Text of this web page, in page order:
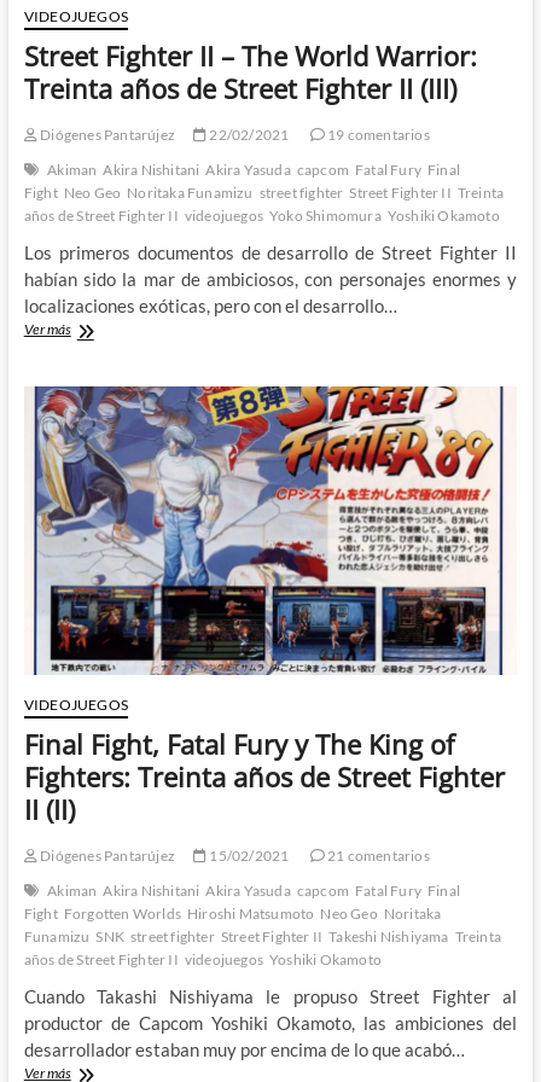
VIDEOJUEGOS
Street Fighter II – The World Warrior:
Treinta años de Street Fighter II (III)
Diógenes Pantarújez 22/02/2021
19 comentarios
Akiman Akira Nishitani Akira Yasuda capcom Fatal Fury Final
Fight Neo Geo Noritaka Funamizu street fighter Street Fighter II Treinta
años de Street Fighter II videojuegos Yoko Shimomura Yoshiki Okamoto
Los primeros documentos de desarrollo de Street Fighter II
habían sido la mar de ambiciosos, con personajes enormes y
localizaciones exóticas, pero con el desarrollo…
Ver másStreet
–
The
World
Warrior:
Treinta
años
de
Street
Fighter
II
(III)
VIDEOJUEGOS
Final Fight, Fatal Fury y The King of
Fighters: Treinta años de Street Fighter
II (II)
Diógenes Pantarújez 15/02/2021
21 comentarios
Akiman Akira Nishitani Akira Yasuda capcom Fatal Fury Final
Fight Forgotten Worlds Hiroshi Matsumoto Neo Geo Noritaka
Funamizu SNK street fighter Street Fighter II Takeshi Nishiyama Treinta
años de Street Fighter II videojuegos Yoshiki Okamoto
Cuando Takashi Nishiyama le propuso Street Fighter al
productor de Capcom Yoshiki Okamoto, las ambiciones del
desarrollador estaban muy por encima de lo que acabó…
Ver másFinal